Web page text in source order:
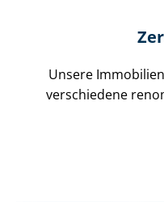
Unsere
verschiedene